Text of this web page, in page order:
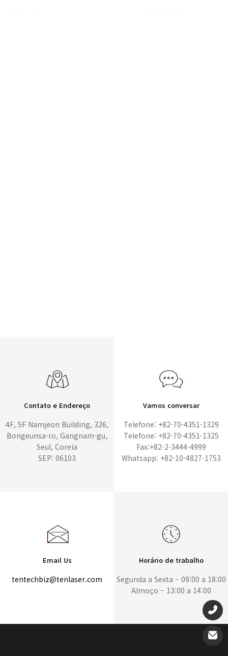
Contato e Endereço
4F, 5F Namjeon Building, 326,
Bongeunsa-ro, Gangnam-gu,
Seul, Coreia
SEP: 06103
Vamos conversar
Telefone: +82-70-4351-1329
Telefone: +82-70-4351-1325
Fax:+82-2-3444-4999
Whatsapp: +82-10-4827-1753
Email Us
tentechbiz@tenlaser.com
Horário de trabalho
Segunda a Sexta – 09:00 a 18:00
Almoço – 13:00 a 14:00